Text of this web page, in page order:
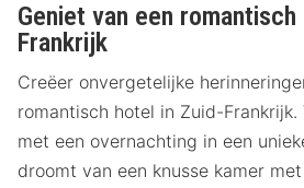
Geniet van een
Frankrijk
Creëer onvergetelijke
romantisch hotel in Zuid-
met een overnachting in een
droomt van een knusse kamer